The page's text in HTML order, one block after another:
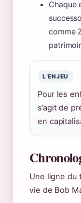
Chaque
comme
L’ENJEU
Pour les
s’agit de
en
Une ligne du
vie de Bob